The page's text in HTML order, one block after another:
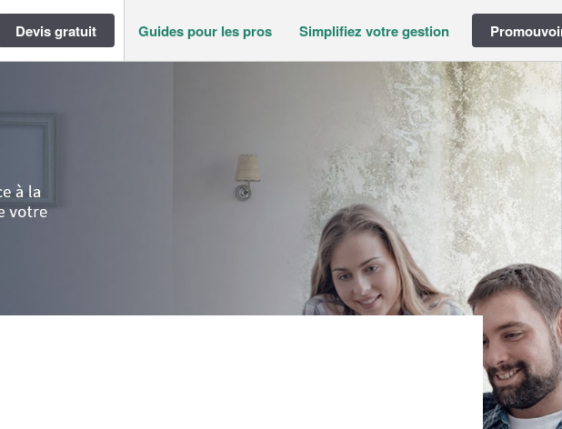
Devis gratuit Guides pour les pros Simplifiez votre gestion